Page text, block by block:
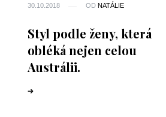
30.10.2018 OD NATÁLIE
Styl podle ženy, která
obléká nejen celou
Austrálii.